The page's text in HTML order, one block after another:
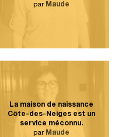
par Maude
La maison de naissance
Côte-des-Neiges est un
service méconnu.
par Maude